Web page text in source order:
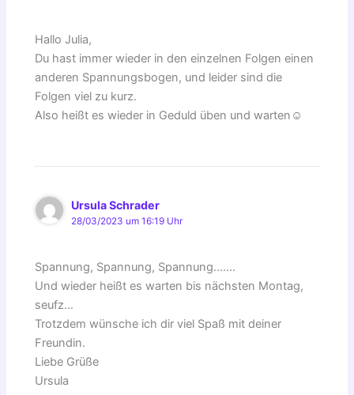
Hallo Julia,
Du hast immer wieder in den einzelnen Folgen einen
anderen Spannungsbogen, und leider sind die
Folgen viel zu kurz.
Also heißt es wieder in Geduld üben und warten☺️
Ursula Schrader
28/03/2023 um 16:19 Uhr
Spannung, Spannung, Spannung…….
Und wieder heißt es warten bis nächsten Montag,
seufz…
Trotzdem wünsche ich dir viel Spaß mit deiner
Freundin.
Liebe Grüße
Ursula